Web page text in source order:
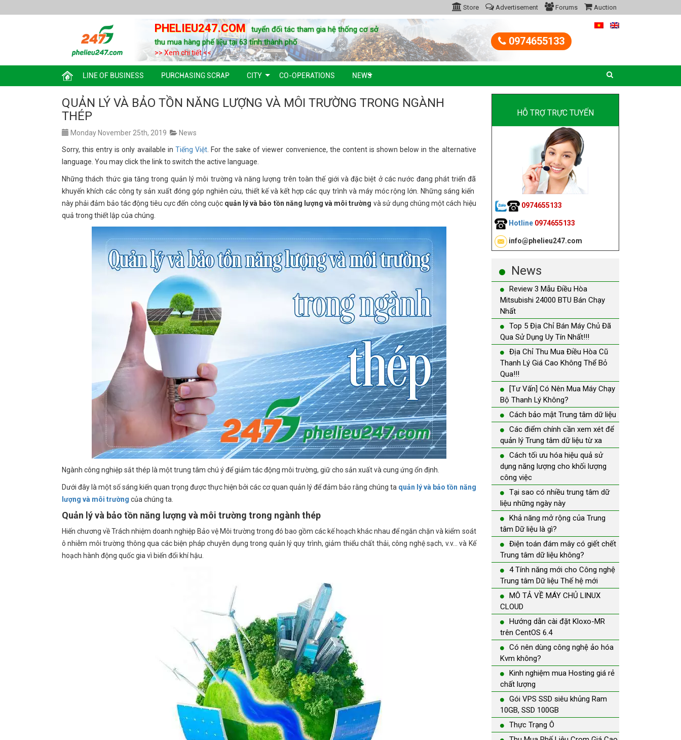
Store Advertisement Forums Auction
PHELIEU247.COM
tuyển đối tác tham gia hệ thống cơ sở
thu mua hàng phế liệu tại 63 tỉnh thành phố
>> Xem chi tiết <<
0974655133
LINE OF BUSINESS PURCHASING SCRAP CITY CO-OPERATIONS NEWS
QUẢN LÝ VÀ BẢO TỒN NĂNG LƯỢNG VÀ MÔI TRƯỜNG TRONG NGÀNH
THÉP
Monday November 25th, 2019 News
Sorry, this entry is only available in Tiếng Việt. For the sake of viewer convenience, the content is shown below in the alternative
language. You may click the link to switch the active language.
Những thách thức gia tăng trong quản lý môi trường và năng lượng trên toàn thế giới và đặc biệt ở các nước đang phát triển đã
khuyến khích các công ty sản xuất đóng góp nghiên cứu, thiết kế và kết hợp các quy trình và máy móc rộng lớn. Những sáng kiến ​​
này phải đảm bảo tác động tiêu cực đến công cuộc quản lý và bảo tồn năng lượng và môi trường và sử dụng chúng một cách hiệu
quả trong thiết lập của chúng.
Ngành công nghiệp sắt thép là một trung tâm chú ý để giảm tác động môi trường, giữ cho sản xuất và cung ứng ổn định.
Dưới đây là một số sáng kiến ​​quan trọng được thực hiện bởi các cơ quan quản lý để đảm bảo rằng chúng ta quản lý và bảo tồn năng
lượng và môi trường của chúng ta.
Quản lý và bảo tồn năng lượng và môi trường trong ngành thép
Hiến chương về Trách nhiệm doanh nghiệp Bảo vệ Môi trường trong đó bao gồm các kế hoạch khác nhau để ngăn chặn và kiểm soát
ô nhiễm môi trường thông qua các biện pháp chuyên dụng trong quản lý quy trình, giảm thiểu chất thải, công nghệ sạch, v.v… và Kế
hoạch hành động quốc gia vì biến đổi khí hậu.
HỖ TRỢ TRỰC TUYẾN
0974655133
Hotline 0974655133
info@phelieu247.com
News
Review 3 Mẫu Điều Hòa
Mitsubishi 24000 BTU Bán Chạy
Nhất
Top 5 Địa Chỉ Bán Máy Chủ Đã
Qua Sử Dụng Uy Tín Nhất!!!
Địa Chỉ Thu Mua Điều Hòa Cũ
Thanh Lý Giá Cao Không Thể Bỏ
Qua!!!
[Tư Vấn] Có Nên Mua Máy Chạy
Bộ Thanh Lý Không?
Cách bảo mật Trung tâm dữ liệu
Các điểm chính cần xem xét để
quản lý Trung tâm dữ liệu từ xa
Cách tối ưu hóa hiệu quả sử
dụng năng lượng cho khối lượng
công việc
Tại sao có nhiều trung tâm dữ
liệu những ngày này
Khả năng mở rộng của Trung
tâm Dữ liệu là gì?
Điện toán đám mây có giết chết
Trung tâm dữ liệu không?
4 Tính năng mới cho Công nghệ
Trung tâm Dữ liệu Thế hệ mới
MÔ TẢ VỀ MÁY CHỦ LINUX
CLOUD
Hướng dẫn cài đặt Kloxo-MR
trên CentOS 6.4
Có nên dùng công nghệ ảo hóa
Kvm không?
Kinh nghiệm mua Hosting giá rẻ
chất lượng
Gói VPS SSD siêu khủng Ram
10GB, SSD 100GB
Thực Trạng Ô